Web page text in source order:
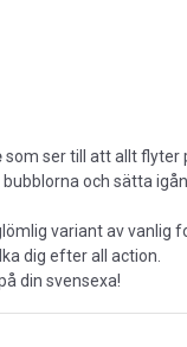
som ser till att allt flyter
och sätta
variant av vanlig
dig efter all action.
din svensexa!